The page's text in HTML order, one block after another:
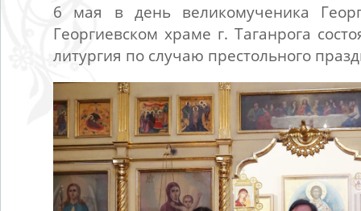
6 мая в день великомученика
Георгиевском храме г. Таганрога
литургия по случаю престольного